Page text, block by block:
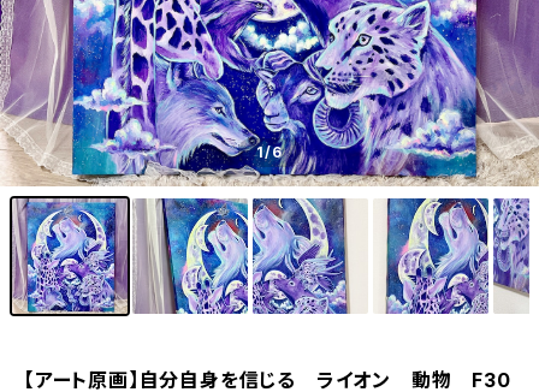
1/6
【アート原画】自分自身を信じる ライオン 動物 F30